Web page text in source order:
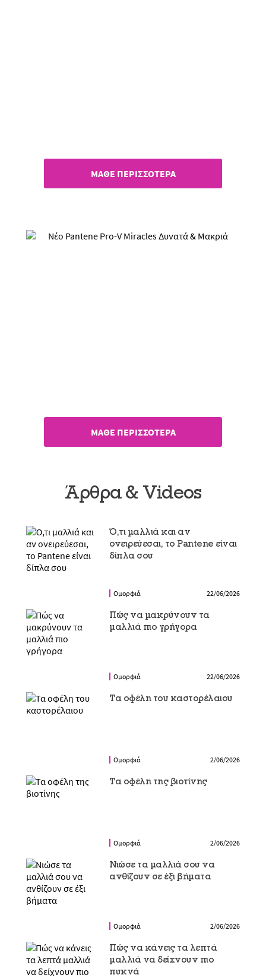
ΜΑΘΕ ΠΕΡΙΣΣΟΤΕΡΑ
ΜΑΘΕ ΠΕΡΙΣΣΟΤΕΡΑ
Άρθρα & Videos
Ό,τι μαλλιά και αν
ονειρεύεσαι, το Pantene είναι
δίπλα σου
Ομορφιά 22/06/2026
Πώς να μακρύνουν τα
μαλλιά πιο γρήγορα
Ομορφιά 22/06/2026
Τα οφέλη του καστορέλαιου
Ομορφιά 2/06/2026
Τα οφέλη της βιοτίνης
Ομορφιά 2/06/2026
Νιώσε τα μαλλιά σου να
ανθίζουν σε έξι βήματα
Ομορφιά 2/06/2026
Πώς να κάνεις τα λεπτά
μαλλιά να δείχνουν πιο
πυκνά